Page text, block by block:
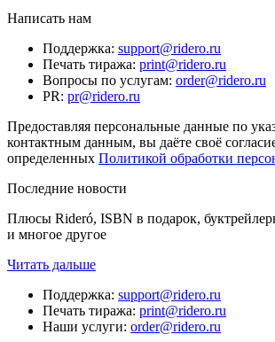
Написать нам
Поддержка: support@ridero.ru
Печать тиража: print@ridero.ru
Вопросы по услугам: order@ridero.ru
PR: pr@ridero.ru
Предоставляя персональные данные по
контактным данным, вы даёте своё
определенных Политикой обработки
Последние новости
Плюсы Rideró, ISBN в подарок,
и многое другое
Читать дальше
Поддержка: support@ridero.ru
Печать тиража: print@ridero.ru
Наши услуги: order@ridero.ru